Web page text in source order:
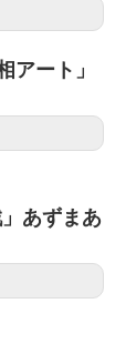
アート」
あずまあ